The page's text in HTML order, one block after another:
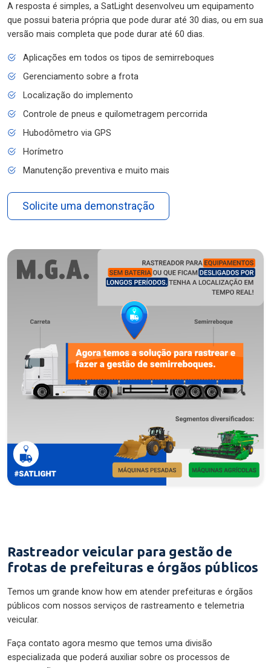
A resposta é simples, a SatLight desenvolveu um equipamento
que possui bateria própria que pode durar até 30 dias, ou em sua
versão mais completa que pode durar até 60 dias.
Aplicações em todos os tipos de semirreboques
Gerenciamento sobre a frota
Localização do implemento
Controle de pneus e quilometragem percorrida
Hubodômetro via GPS
Horímetro
Manutenção preventiva e muito mais
Solicite uma demonstração
Rastreador veicular para gestão de
frotas de prefeituras e órgãos públicos
Temos um grande know how em atender prefeituras e órgãos
públicos com nossos serviços de rastreamento e telemetria
veicular.
Faça contato agora mesmo que temos uma divisão
especializada que poderá auxiliar sobre os processos de